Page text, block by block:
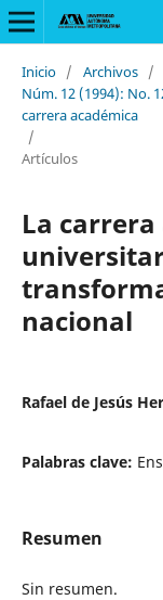
Inicio / Archivos /
Núm. 12 (1994): No.
carrera académica
/
Artículos
La carrera
nacional
Rafael de Jesús
Palabras clave:
Resumen
Sin resumen.